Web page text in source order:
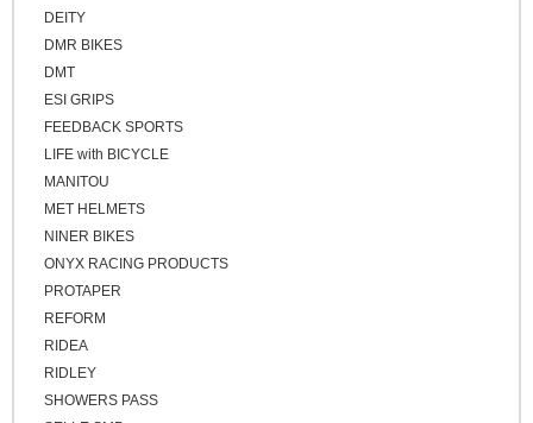
DEITY
DMR BIKES
DMT
ESI GRIPS
FEEDBACK SPORTS
LIFE with BICYCLE
MANITOU
MET HELMETS
NINER BIKES
ONYX RACING PRODUCTS
PROTAPER
REFORM
RIDEA
RIDLEY
SHOWERS PASS